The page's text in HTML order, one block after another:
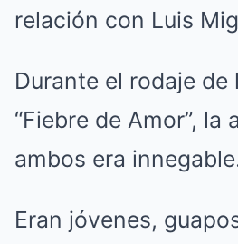
relación con Luis
Durante el rodaje de
“Fiebre de Amor”,
ambos era
Eran jóvenes,